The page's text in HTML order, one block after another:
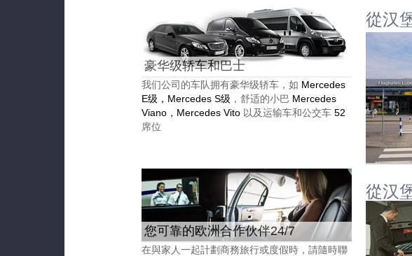
豪华级轿车和巴士
我们公司的车队拥有豪华级轿车，如 Mercedes
E级，Mercedes S级 ，舒适的小巴 Mercedes
Viano，Mercedes Vito 以及运输车和公交车 52
席位
您可靠的欧洲合作伙伴24/7
在與家人一起計劃商務旅行或度假時，請隨時聯
從汉
從汉